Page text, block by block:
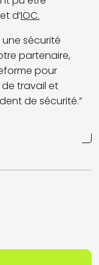
et d’IOC.
sécurité
partenaire,
pour
de travail et
de sécurité.”